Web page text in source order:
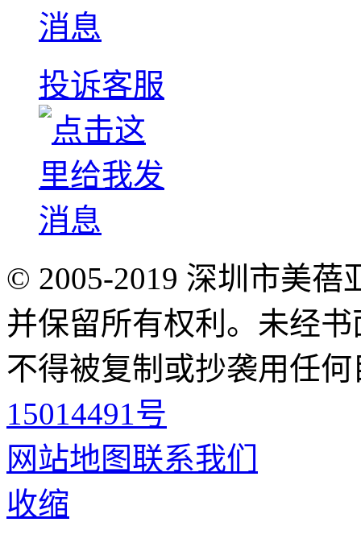
投诉客服
© 2005-2019 深圳市美
并保留所有权利。未经
不得被复制或抄袭用任
15014491号
网站地图联系我们
收缩